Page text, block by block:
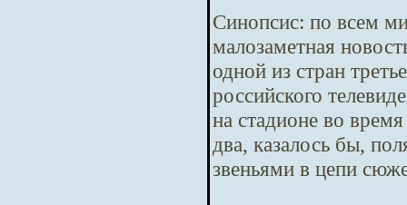
Синопсис: по всем
малозаметная
одной из стран
российского
на стадионе во
два, казалось бы,
звеньями в цепи